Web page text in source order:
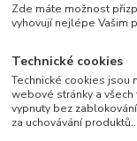
Zde máte možnost
vyhovují nejlépe Vašim
Technické cookies
Technické cookies jsou
webové stránky a
vypnuty bez
za uchovávání